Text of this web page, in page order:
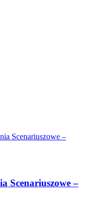
Scenariuszowe –